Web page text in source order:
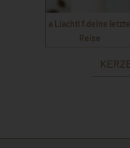
a Liachtl f.deine letzte
Reise